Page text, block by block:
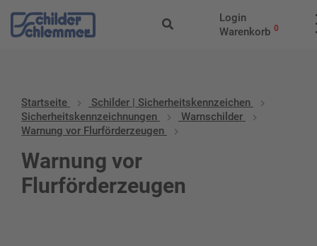
Login
Warenkorb 0
Startseite
Schilder | Sicherheitskennzeichen
Sicherheitskennzeichnungen
Warnschilder
Warnung vor Flurförderzeugen
Warnung vor
Flurförderzeugen